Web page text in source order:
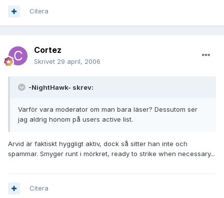
Citera
Cortez
Skrivet 29 april, 2006
-NightHawk- skrev:
Varför vara moderator om man bara läser? Dessutom ser
jag aldrig honom på users active list.
Arvid är faktiskt hyggligt aktiv, dock så sitter han inte och
spammar. Smyger runt i mörkret, ready to strike when necessary...
Citera